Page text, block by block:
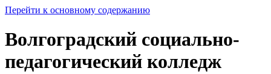
Перейти к основному содержанию
Волгоградский социально-
педагогический колледж